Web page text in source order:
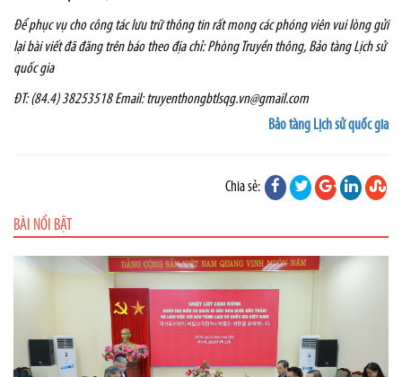
Để phục vụ cho công tác lưu trữ thông tin rất mong các phóng viên vui lòng gửi
lại bài viết đã đăng trên báo theo địa chỉ: Phòng Truyền thông, Bảo tàng Lịch sử
quốc gia
ĐT: (84.4) 38253518 Email:truyenthongbtlsqg.vn@gmail.com
Bảo tàng Lịch sử quốc gia
Chia sẻ:
BÀI NỔI BẬT